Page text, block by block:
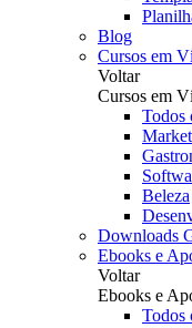
Blog
Cursos em
Voltar
Cursos em
Todos
Beleza
Downloads
Ebooks e
Voltar
Ebooks e
Todos